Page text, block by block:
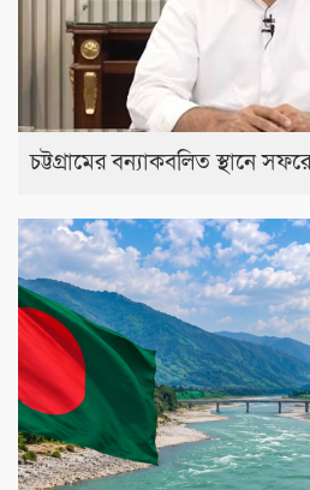
চট্টগ্রামের বন্যাকবলিত স্থানে সফরে